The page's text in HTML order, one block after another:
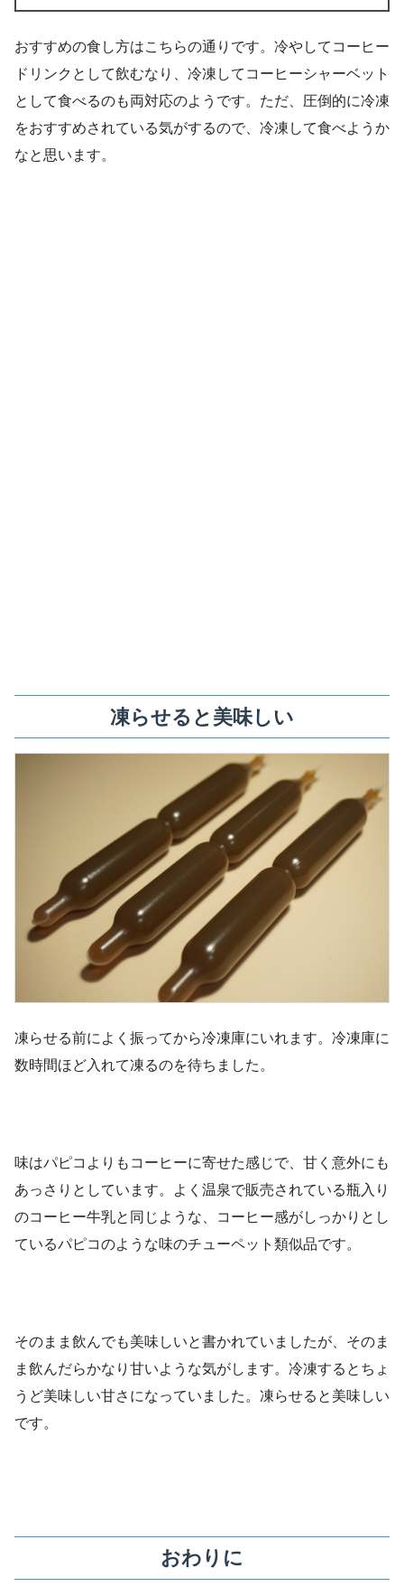
おすすめの食し方はこちらの通りです。冷やしてコーヒー
ドリンクとして飲むなり、冷凍してコーヒーシャーベット
として食べるのも両対応のようです。ただ、圧倒的に冷凍
をおすすめされている気がするので、冷凍して食べようか
なと思います。
凍らせると美味しい
凍らせる前によく振ってから冷凍庫にいれます。冷凍庫に
数時間ほど入れて凍るのを待ちました。
味はパピコよりもコーヒーに寄せた感じで、甘く意外にも
あっさりとしています。よく温泉で販売されている瓶入り
のコーヒー牛乳と同じような、コーヒー感がしっかりとし
ているパピコのような味のチューペット類似品です。
そのまま飲んでも美味しいと書かれていましたが、そのま
ま飲んだらかなり甘いような気がします。冷凍するとちょ
うど美味しい甘さになっていました。凍らせると美味しい
です。
おわりに